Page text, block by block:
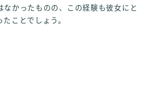
なかったものの、この経験も彼女にと
ことでしょう。